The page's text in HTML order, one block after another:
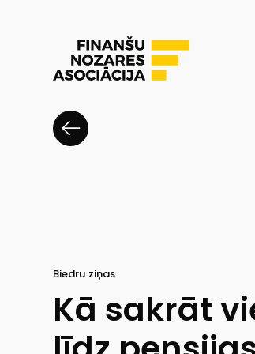
Biedru ziņas
Kā sakrāt